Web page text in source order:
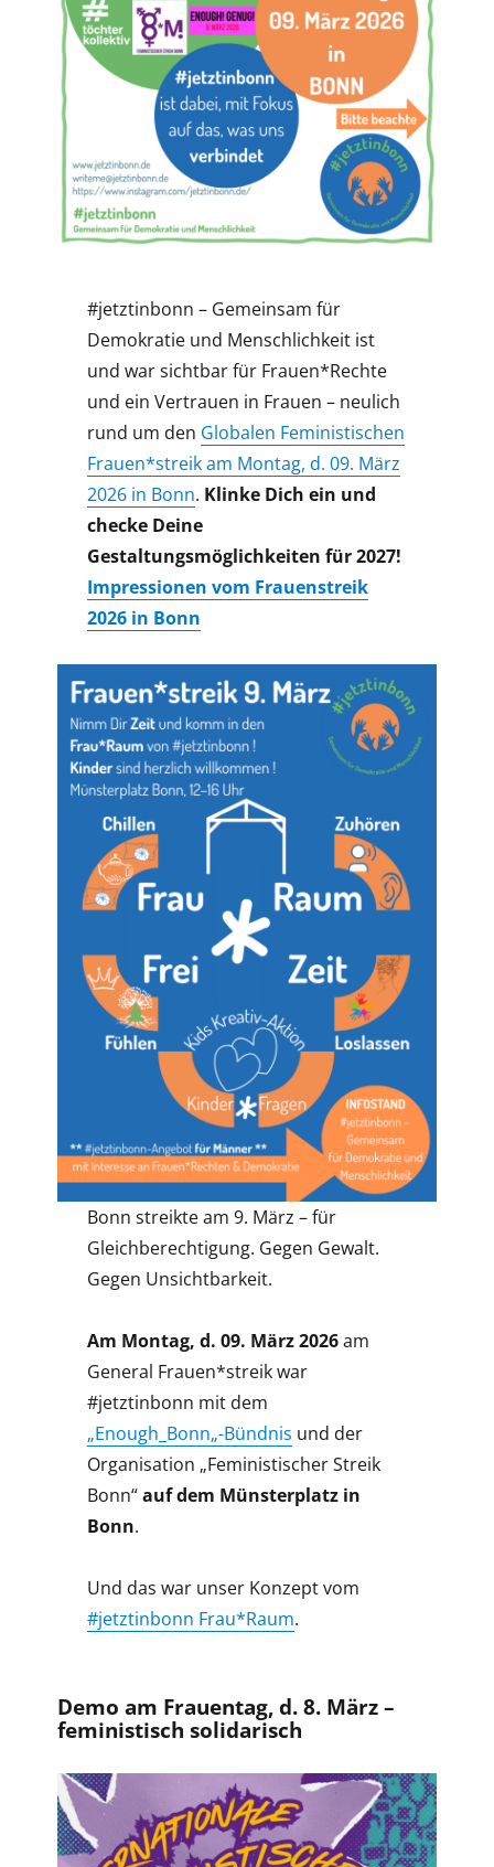
#jetztinbonn – Gemeinsam für
Demokratie und Menschlichkeit ist
und war sichtbar für Frauen*Rechte
und ein Vertrauen in Frauen – neulich
rund um den Globalen Feministischen
Frauen*streik am Montag, d. 09. März
2026 in Bonn. Klinke Dich ein und
checke Deine
Gestaltungsmöglichkeiten für 2027!
Impressionen vom Frauenstreik
2026 in Bonn
Bonn streikte am 9. März – für
Gleichberechtigung. Gegen Gewalt.
Gegen Unsichtbarkeit.
Am Montag, d. 09. März 2026am
General Frauen*streik war
#jetztinbonn mit dem
„Enough_Bonn„-Bündnis und der
Organisation „Feministischer Streik
Bonn“auf dem Münsterplatz in
Bonn.
Und das war unser Konzept vom
#jetztinbonn Frau*Raum.
Demo am Frauentag, d. 8. März –
feministisch solidarisch